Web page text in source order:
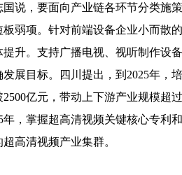
，要面向产业链各环节分类施
弱项。针对前端设备企业小而散
升。支持广播电视、视听制作设
目标。四川提出，到2025年，
亿元，带动上下游产业规模超
，掌握超高清视频关键核心专利
高清视频产业集群。